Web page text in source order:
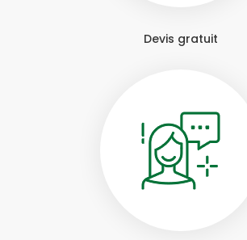
Devis gratuit